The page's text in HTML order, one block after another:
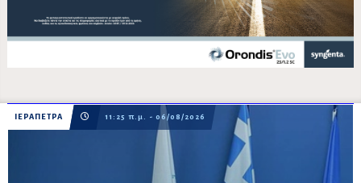
ΙΕΡΑΠΕΤΡΑ 11:25 π.μ. - 06/08/2026